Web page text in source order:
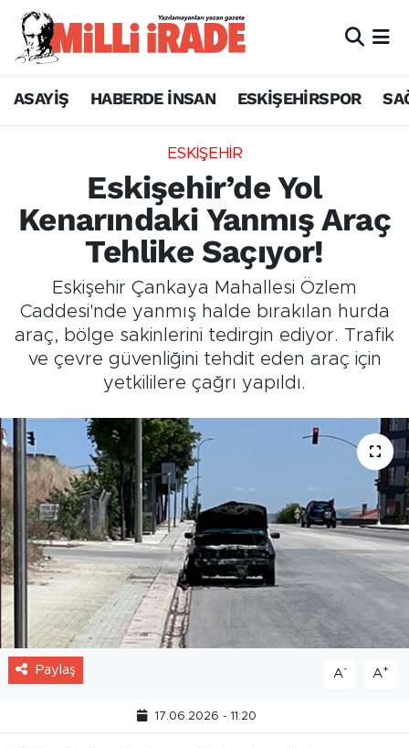
ASAYİŞ HABERDE İNSAN ESKİŞEHİRSPOR
ESKİŞEHİR
Eskişehir’de Yol
Kenarındaki Yanmış Araç
Tehlike Saçıyor!
Eskişehir Çankaya Mahallesi Özlem
Caddesi'nde yanmış halde bırakılan hurda
araç, bölge sakinlerini tedirgin ediyor. Trafik
ve çevre güvenliğini tehdit eden araç için
yetkililere çağrı yapıldı.
Paylaş A- A+
17.06.2026 - 11:20